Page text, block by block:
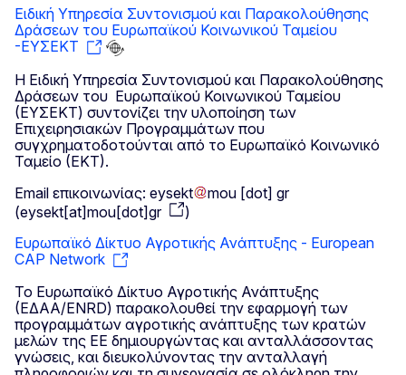
Ειδική Υπηρεσία Συντονισμού και Παρακολούθησης
Δράσεων του Ευρωπαϊκού Κοινωνικού Ταμείου
-ΕΥΣΕΚΤ
Η Ειδική Υπηρεσία Συντονισμού και Παρακολούθησης
Δράσεων του Ευρωπαϊκού Κοινωνικού Ταμείου
(ΕΥΣΕΚΤ) συντονίζει την υλοποίηση των
Επιχειρησιακών Προγραμμάτων που
συγχρηματοδοτούνται από το Ευρωπαϊκό Κοινωνικό
Ταμείο (ΕΚΤ).
Email επικοινωνίας: eysekt mou [dot] gr
(eysekt[at]mou[dot]gr
)
Ευρωπαϊκό Δίκτυο Αγροτικής Ανάπτυξης - European
CAP Network
Το Ευρωπαϊκό Δίκτυο Αγροτικής Ανάπτυξης
(ΕΔΑΑ/ENRD) παρακολουθεί την εφαρμογή των
προγραμμάτων αγροτικής ανάπτυξης των κρατών
μελών της ΕΕ δημιουργώντας και ανταλλάσσοντας
γνώσεις, και διευκολύνοντας την ανταλλαγή